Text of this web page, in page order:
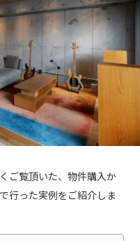
ご覧頂いた、物件購入か
行った実例をご紹介しま